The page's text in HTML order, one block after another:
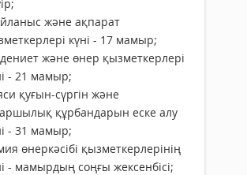
және ақпарат
күні - 17 мамыр;
және өнер қызметкерлері
- 21 мамыр;
қуғын-сүргін және
құрбандарын еске алу
- 31 мамыр;
өнеркәсібі қызметкерлерінің
- мамырдың соңғы жексенбісі;